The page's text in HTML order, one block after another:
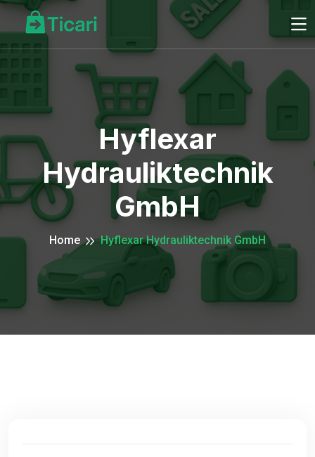
Hyflexar
Hydrauliktechnik
GmbH
Home Hyflexar Hydrauliktechnik GmbH